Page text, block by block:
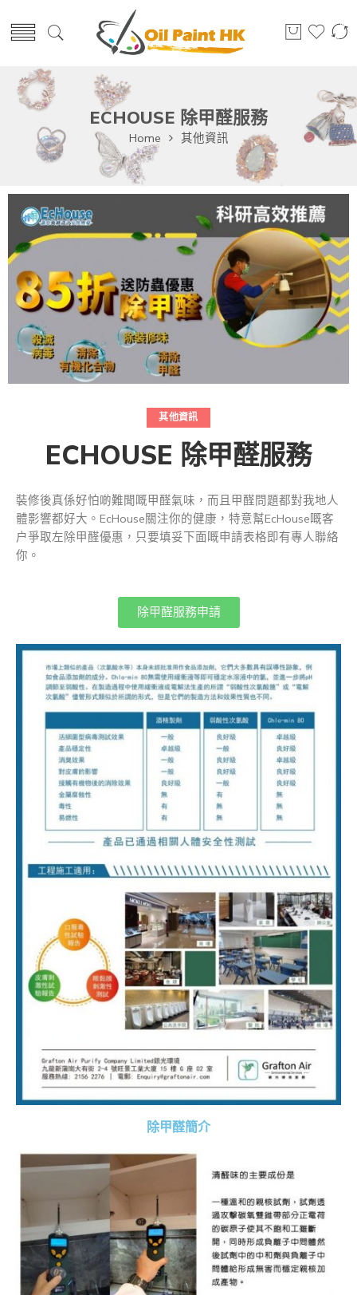
ECHOUSE 除甲醛服務
Home 其他資訊
其他資訊
ECHOUSE 除甲醛服務
裝修後真係好怕啲難聞嘅甲醛氣味，而且甲醛問題都對我地人
體影響都好大。EcHouse關注你的健康，特意幫EcHouse嘅客
户爭取左除甲醛優惠，只要填妥下面嘅申請表格即有專人聯絡
你。
除甲醛服務申請
除甲醛簡介